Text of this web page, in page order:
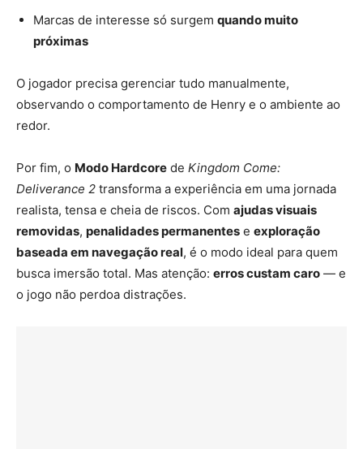
Marcas de interesse só surgem quando muito
próximas
O jogador precisa gerenciar tudo manualmente,
observando o comportamento de Henry e o ambiente ao
redor.
Por fim, o Modo Hardcore de Kingdom Come:
Deliverance 2 transforma a experiência em uma jornada
realista, tensa e cheia de riscos. Com ajudas visuais
removidas, penalidades permanentes e exploração
baseada em navegação real, é o modo ideal para quem
busca imersão total. Mas atenção: erros custam caro — e
o jogo não perdoa distrações.